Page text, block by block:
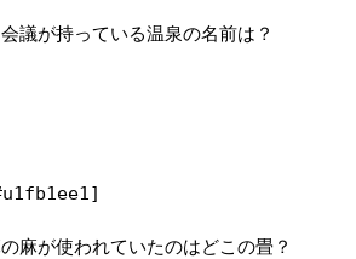
議が持っている温泉の名前は？
麻が使われていたのはどこの畳？